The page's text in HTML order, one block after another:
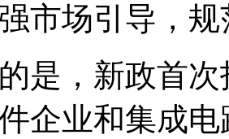
市场引导，
是，新政首
企业和集成